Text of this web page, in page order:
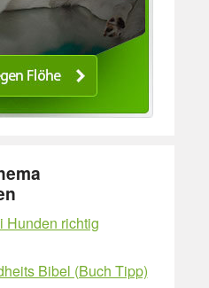
Hunden richtig
Bibel (Buch Tipp)